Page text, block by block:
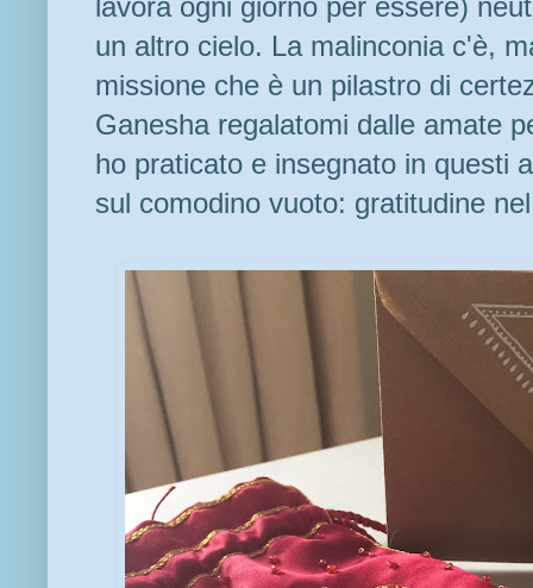
lavora ogni giorno per essere)
un altro cielo. La malinconia c'è,
missione che è un pilastro di
Ganesha regalatomi dalle amate
ho praticato e insegnato in questi
sul comodino vuoto: gratitudine